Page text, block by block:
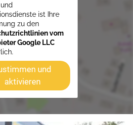
ist Ihre
zu den
vom
Google LLC
und
aktivieren